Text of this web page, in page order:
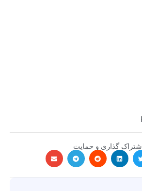
اشتراک گذاری و حمایت